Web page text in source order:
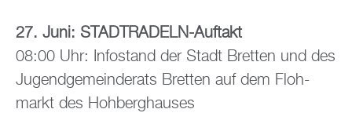
27. Juni: STADT­RA­DELN-Auf­takt
08:00 Uhr: In­fo­stand der Stadt Brett­en und des
Ju­gend­ge­mein­de­rats Brett­en auf dem Floh­
markt des Hoh­berg­hau­ses